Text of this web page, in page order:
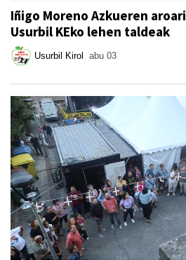
Iñigo Moreno Azkueren
Usurbil KEko lehen taldeak
Usurbil Kirol abu 03